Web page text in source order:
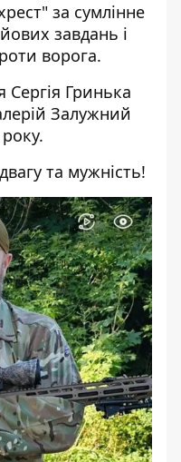
за сумлінне
завдань і
ворога.
Гринька
Залужний
та мужність!